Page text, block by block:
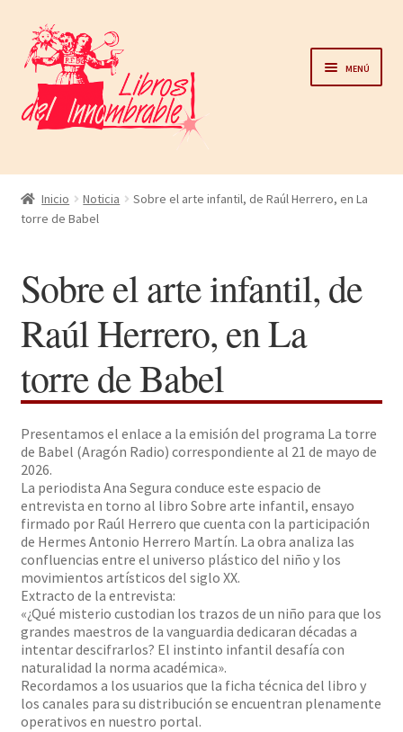
navegación
al
contenido
Menú
Home
Catálogo
Noticias
Autores
Sobre nosotros
Solicitar Pedido
Contacto
Inicio Noticia
Sobre el arte infantil, de Raúl Herrero, en La
torre de Babel
Sobre el arte infantil, de
Raúl Herrero, en La
torre de Babel
Presentamos el enlace a la emisión del programa La torre
de Babel (Aragón Radio) correspondiente al 21 de mayo de
2026.
La periodista Ana Segura conduce este espacio de
entrevista en torno al libro Sobre arte infantil, ensayo
firmado por Raúl Herrero que cuenta con la participación
de Hermes Antonio Herrero Martín. La obra analiza las
confluencias entre el universo plástico del niño y los
movimientos artísticos del siglo XX.
Extracto de la entrevista:
«¿Qué misterio custodian los trazos de un niño para que los
grandes maestros de la vanguardia dedicaran décadas a
intentar descifrarlos? El instinto infantil desafía con
naturalidad la norma académica».
Recordamos a los usuarios que la ficha técnica del libro y
los canales para su distribución se encuentran plenamente
operativos en nuestro portal.